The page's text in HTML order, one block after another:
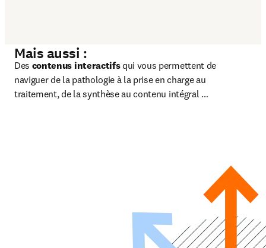
Mais aussi :
Des contenus interactifs qui vous permettent de
naviguer de la pathologie à la prise en charge au
traitement, de la synthèse au contenu intégral …